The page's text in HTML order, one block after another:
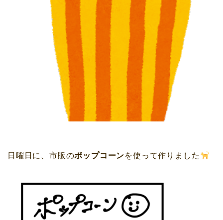
日曜日に、市販のポップコーンを使って作りました